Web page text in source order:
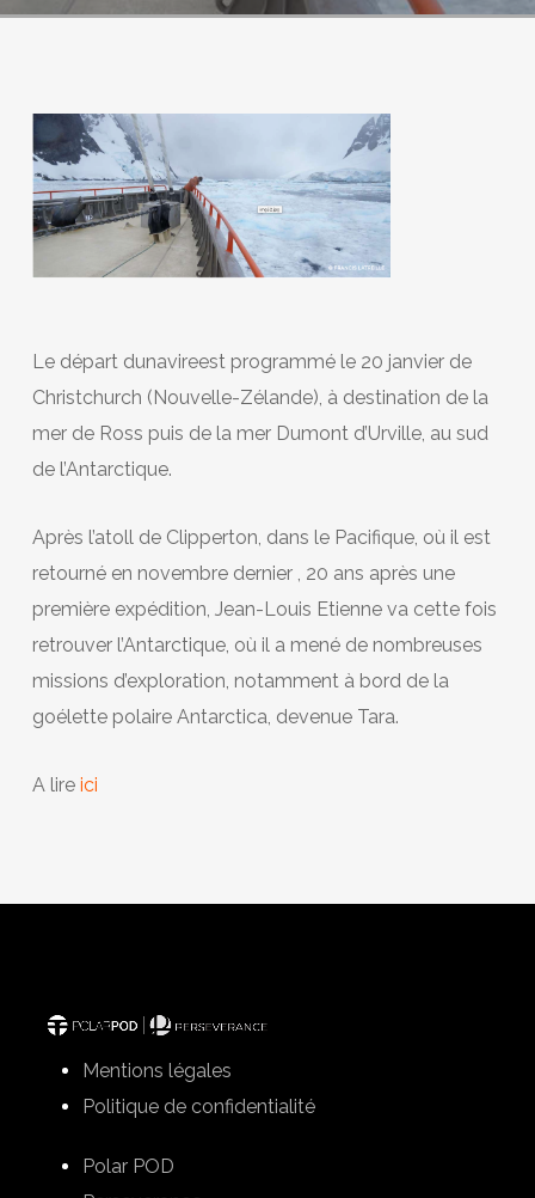
Le départ dunavireest programmé le 20 janvier de
Christchurch (Nouvelle-Zélande), à destination de la
mer de Ross puis de la mer Dumont d’Urville, au sud
de l’Antarctique.
Après l’atoll de Clipperton, dans le Pacifique, où il est
retourné en novembre dernier , 20 ans après une
première expédition, Jean-Louis Etienne va cette fois
retrouver l’Antarctique, où il a mené de nombreuses
missions d’exploration, notamment à bord de la
goélette polaire Antarctica, devenue Tara.
A lire ici
Mentions légales
Politique de confidentialité
Polar POD